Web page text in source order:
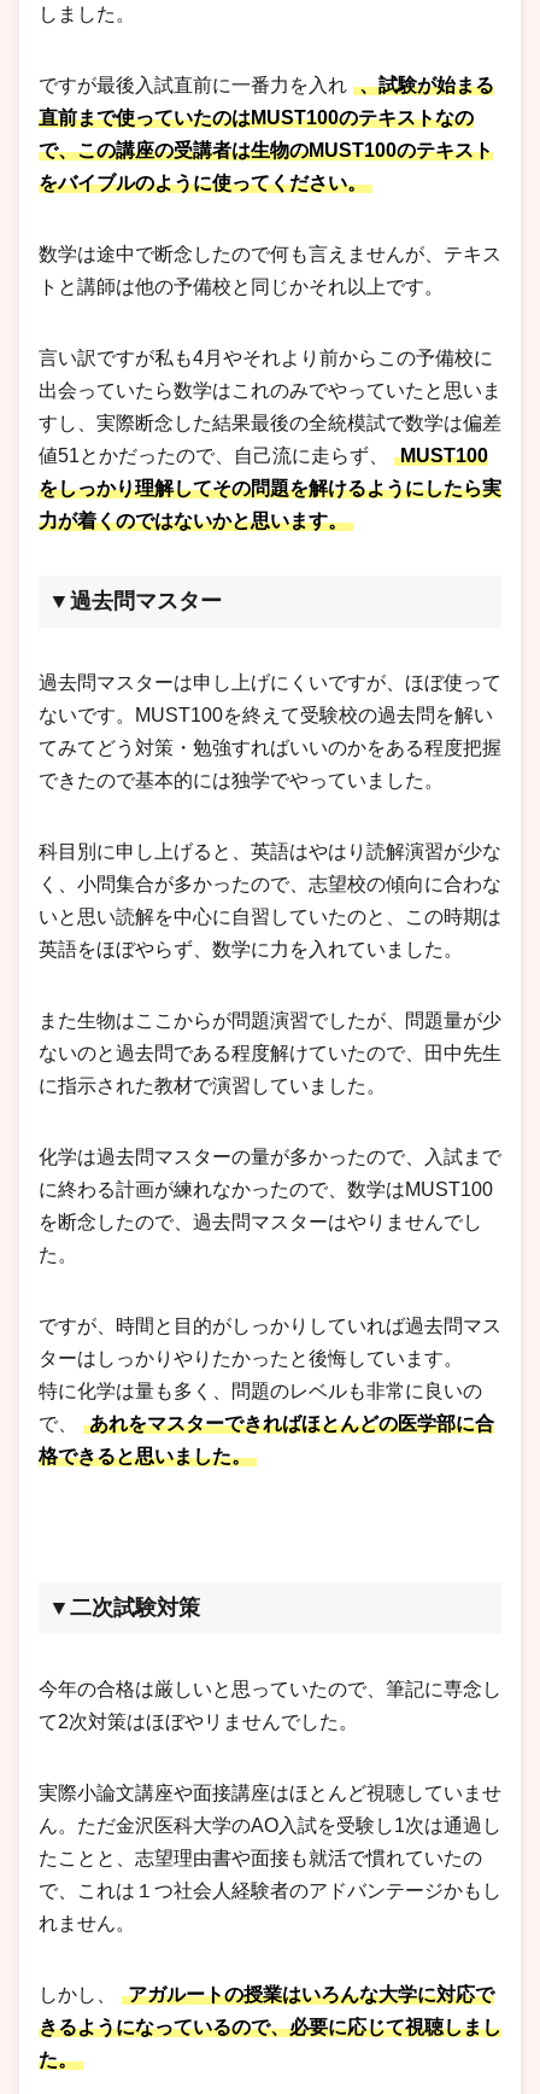
しました。
ですが最後入試直前に一番力を入れ 、試験が始まる
直前まで使っていたのはMUST100のテキストなの
で、この講座の受講者は生物のMUST100のテキスト
をバイブルのように使ってください。
数学は途中で断念したので何も言えませんが、テキス
トと講師は他の予備校と同じかそれ以上です。
言い訳ですが私も4月やそれより前からこの予備校に
出会っていたら数学はこれのみでやっていたと思いま
すし、実際断念した結果最後の全統模試で数学は偏差
値51とかだったので、自己流に走らず、
MUST100
をしっかり理解してその問題を解けるようにしたら実
力が着くのではないかと思います。
▼過去問マスター
​​​​過去問マスターは申し上げにくいですが、ほぼ使って
ないです。MUST100を終えて受験校の過去問を解い
てみてどう対策・勉強すればいいのかをある程度把握
できたので基本的には独学でやっていました。
科目別に申し上げると、英語はやはり読解演習が少な
く、小問集合が多かったので、志望校の傾向に合わな
いと思い読解を中心に自習していたのと、この時期は
英語をほぼやらず、数学に力を入れていました。
また生物はここからが問題演習でしたが、問題量が少
ないのと過去問である程度解けていたので、田中先生
に指示された教材で演習していました。
化学は過去問マスターの量が多かったので、入試まで
に終わる計画が練れなかったので、数学はMUST100
を断念したので、過去問マスターはやりませんでし
た。
ですが、時間と目的がしっかりしていれば過去問マス
ターはしっかりやりたかったと後悔しています。
特に化学は量も多く、問題のレベルも非常に良いの
で、
あれをマスターできればほとんどの医学部に合
格できると思いました。
▼二次試験対策
今年の合格は厳しいと思っていたので、筆記に専念し
て2次対策はほぼやリませんでした。
実際小論文講座や面接講座はほとんど視聴していませ
ん。ただ金沢医科大学のAO入試を受験し1次は通過し
たことと、志望理由書や面接も就活で慣れていたの
で、これは１つ社会人経験者のアドバンテージかもし
れません。
しかし、
アガルートの授業はいろんな大学に対応で
きるようになっているので、必要に応じて視聴しまし
た。